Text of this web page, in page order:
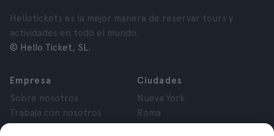
Hellotickets es la mejor manera de reservar tours y
actividades en todo el mundo.
© Hello Ticket, SL.
Empresa
Sobre nosotros
Trabaja con nosotros
Ciudades
Nueva York
Roma